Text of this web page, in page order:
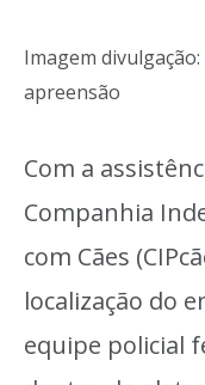
Imagem
apreensão
Com a
Companhia
com Cães
localização do
equipe policial